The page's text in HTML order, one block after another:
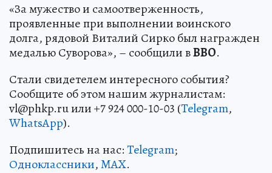
«За мужество и самоотверженность,
проявленные при выполнении воинского
долга, рядовой Виталий Сирко был награжден
медалью Суворова», – сообщили вВВО.
Стали свидетелем интересного события?
Сообщите об этом нашим журналистам:
vl@phkp.ru или +7 924 000-10-03 (Telegram,
WhatsApp).
Подпишитесь на нас:Telegram;
Одноклассники,MAX.